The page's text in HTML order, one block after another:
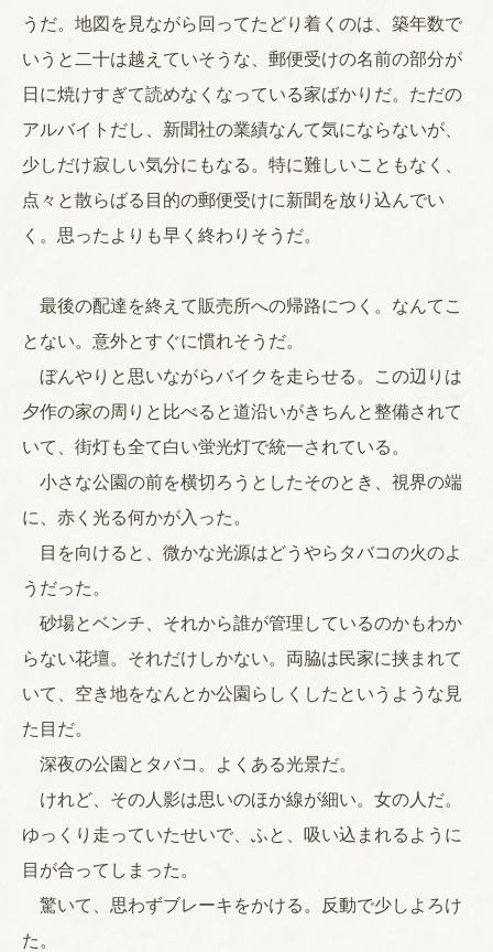
うだ。地図を見ながら回ってたどり着くのは、築年数で
いうと二十は越えていそうな、郵便受けの名前の部分が
日に焼けすぎて読めなくなっている家ばかりだ。ただの
アルバイトだし、新聞社の業績なんて気にならないが、
少しだけ寂しい気分にもなる。特に難しいこともなく、
点々と散らばる目的の郵便受けに新聞を放り込んでい
く。思ったよりも早く終わりそうだ。
最後の配達を終えて販売所への帰路につく。なんてこ
とない。意外とすぐに慣れそうだ。
ぼんやりと思いながらバイクを走らせる。この辺りは
夕作の家の周りと比べると道沿いがきちんと整備されて
いて、街灯も全て白い蛍光灯で統一されている。
小さな公園の前を横切ろうとしたそのとき、視界の端
に、赤く光る何かが入った。
目を向けると、微かな光源はどうやらタバコの火のよ
うだった。
砂場とベンチ、それから誰が管理しているのかもわか
らない花壇。それだけしかない。両脇は民家に挟まれて
いて、空き地をなんとか公園らしくしたというような見
た目だ。
深夜の公園とタバコ。よくある光景だ。
けれど、その人影は思いのほか線が細い。女の人だ。
ゆっくり走っていたせいで、ふと、吸い込まれるように
目が合ってしまった。
驚いて、思わずブレーキをかける。反動で少しよろけ
た。